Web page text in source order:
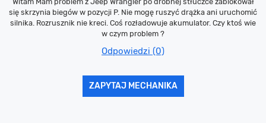
się skrzynia biegów w pozycji P. Nie mogę ruszyć drążka ani uruchomić
silnika. Rozrusznik nie kreci. Coś rozładowuje akumulator. Czy ktoś wie
w czym problem ?
Odpowiedzi (0)
ZAPYTAJ MECHANIKA